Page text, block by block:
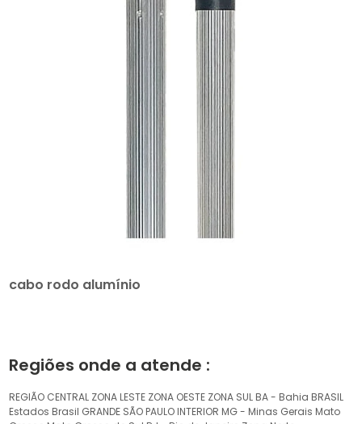
cabo rodo alumínio
Regiões onde a atende :
REGIÃO CENTRAL ZONA LESTE ZONA OESTE ZONA SUL BA - Bahia BRASIL
Estados Brasil GRANDE SÃO PAULO INTERIOR MG - Minas Gerais Mato